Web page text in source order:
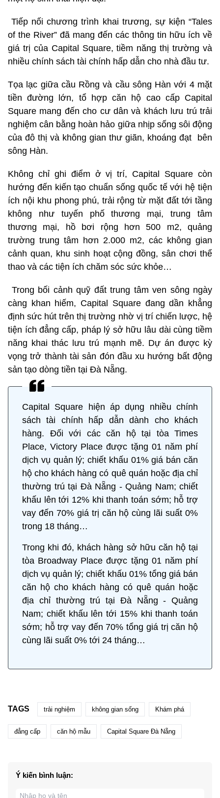
Tiếp nối chương trình khai trương, sự kiện “Tales
of the River” đã mang đến các thông tin hữu ích về
giá trị của Capital Square, tiềm năng thị trường và
nhiều chính sách tài chính hấp dẫn cho nhà đầu tư.
Tọa lạc giữa cầu Rồng và cầu sông Hàn với 4 mặt
tiền đường lớn, tổ hợp căn hộ cao cấp Capital
Square mang đến cho cư dân và khách lưu trú trải
nghiệm cân bằng hoàn hảo giữa nhịp sống sôi động
của đô thị và không gian thư giãn, khoáng đạt bên
sông Hàn.
Không chỉ ghi điểm ở vị trí, Capital Square còn
hướng đến kiến tạo chuẩn sống quốc tế với hệ tiện
ích nội khu phong phú, trải rộng từ mặt đất tới tầng
không như tuyến phố thương mại, trung tâm
thương mại, hồ bơi rộng hơn 500 m2, quảng
trường trung tâm hơn 2.000 m2, các không gian
cảnh quan, khu sinh hoạt cộng đồng, sân chơi thể
thao và các tiện ích chăm sóc sức khỏe…
Trong bối cảnh quỹ đất trung tâm ven sông ngày
càng khan hiếm, Capital Square đang dần khẳng
định sức hút trên thị trường nhờ vị trí chiến lược, hệ
tiện ích đẳng cấp, pháp lý sở hữu lâu dài cùng tiềm
năng khai thác lưu trú mạnh mẽ. Dự án được kỳ
vọng trở thành tài sản đón đầu xu hướng bất động
sản tạo dòng tiền tại Đà Nẵng.
Capital Square hiện áp dụng nhiều chính
sách tài chính hấp dẫn dành cho khách
hàng. Đối với các căn hộ tại tòa Times
Place, Victory Place được tặng 01 năm phí
dịch vụ quản lý; chiết khấu 01% giá bán căn
hộ cho khách hàng có quê quán hoặc địa chỉ
thường trú tại Đà Nẵng - Quảng Nam; chiết
khấu lên tới 12% khi thanh toán sớm; hỗ trợ
vay đến 70% giá trị căn hộ cùng lãi suất 0%
trong 18 tháng…
Trong khi đó, khách hàng sở hữu căn hộ tại
tòa Broadway Place được tặng 01 năm phí
dịch vụ quản lý; chiết khấu 01% tổng giá bán
căn hộ cho khách hàng có quê quán hoặc
địa chỉ thường trú tại Đà Nẵng - Quảng
Nam; chiết khấu lên tới 15% khi thanh toán
sớm; hỗ trợ vay đến 70% tổng giá trị căn hộ
cùng lãi suất 0% tới 24 tháng…
TAGS trải nghiệm không gian sống Khám phá
đẳng cấp căn hộ mẫu Capital Square Đà Nẵng
Ý kiến bình luận: